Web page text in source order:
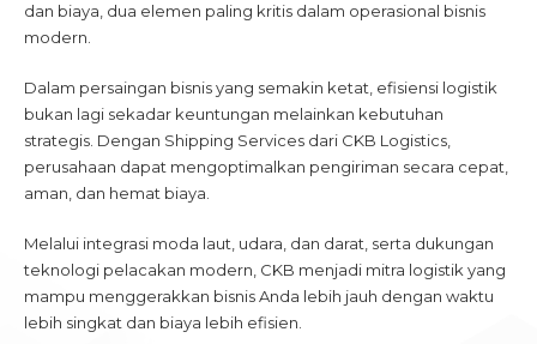
dan biaya, dua elemen paling kritis dalam operasional bisnis
modern.
Dalam persaingan bisnis yang semakin ketat, efisiensi logistik
bukan lagi sekadar keuntungan melainkan kebutuhan
strategis. Dengan Shipping Services dari CKB Logistics,
perusahaan dapat mengoptimalkan pengiriman secara cepat,
aman, dan hemat biaya.
Melalui integrasi moda laut, udara, dan darat, serta dukungan
teknologi pelacakan modern, CKB menjadi mitra logistik yang
mampu menggerakkan bisnis Anda lebih jauh dengan waktu
lebih singkat dan biaya lebih efisien.